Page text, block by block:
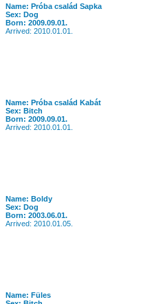
Name: Próba család Sapka
Sex: Dog
Born: 2009.09.01.
Arrived: 2010.01.01.
Name: Próba család Kabát
Sex: Bitch
Born: 2009.09.01.
Arrived: 2010.01.01.
Name: Boldy
Sex: Dog
Born: 2003.06.01.
Arrived: 2010.01.05.
Name: Füles